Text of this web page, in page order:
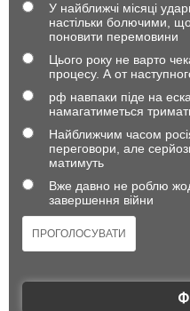
У найближчі місяці
настільки болючими,
поновити перемовини
Цього року не варто
процесу. А от
рф навпаки піде на
намагатиметься
Найближчим часом
переговори, але
матимуть
Вже давно не роблю
завершення війни